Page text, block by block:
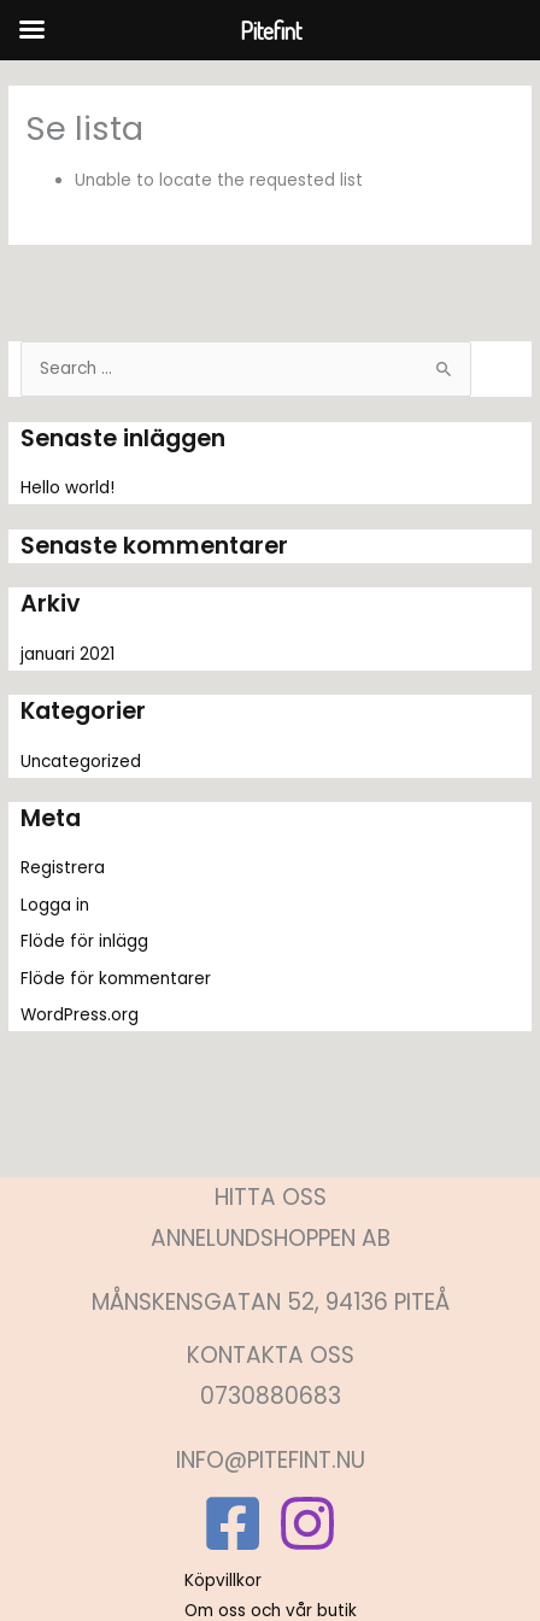
innehåll
k
f
e
r
:
Senaste inläggen
Hello world!
Senaste kommentarer
Arkiv
januari 2021
Kategorier
Uncategorized
Meta
Registrera
Logga in
Flöde för inlägg
Flöde för kommentarer
WordPress.org
Se lista
Unable to locate the requested list
HITTA OSS
ANNELUNDSHOPPEN AB
MÅNSKENSGATAN 52, 94136 PITEÅ
KONTAKTA OSS
0730880683
INFO@PITEFINT.NU
Köpvillkor
Om oss och vår butik
Pitefint